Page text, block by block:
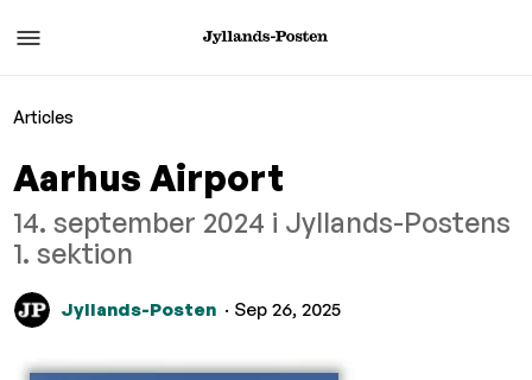
Articles
Aarhus Airport
14. september 2024 i Jyllands-Postens
1. sektion
Jyllands-Posten · Sep 26, 2025